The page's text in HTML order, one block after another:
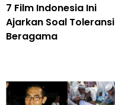
7 Film Indonesia Ini
Ajarkan Soal Toleransi
Beragama